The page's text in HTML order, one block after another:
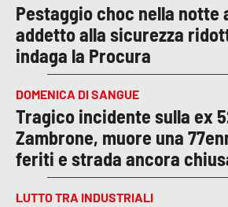
Pestaggio choc nella notte
addetto alla sicurezza
indaga la Procura
DOMENICA DI SANGUE
Tragico incidente sulla ex
Zambrone, muore una
feriti e strada ancora
LUTTO TRA INDUSTRIALI